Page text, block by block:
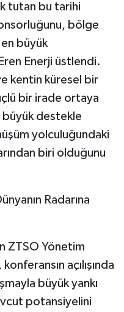
tutan bu tarihi
bölge
büyük
Enerji üstlendi.
kentin küresel bir
bir irade ortaya
büyük destekle
yolculuğundaki
biri olduğunu
Radarına
ZTSO Yönetim
açılışında
büyük yankı
potansiyelini